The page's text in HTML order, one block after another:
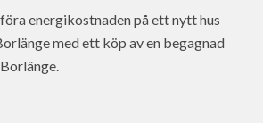
energikostnaden på ett nytt hus
med ett köp av en begagnad